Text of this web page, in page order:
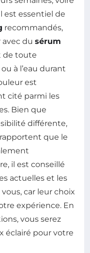
est essentiel de
recommandés,
du sérum
de toute
à l’eau durant
est
cité parmi les
Bien que
différente,
que le
il est conseillé
actuelles et les
car leur choix
expérience. En
vous serez
éclairé pour votre